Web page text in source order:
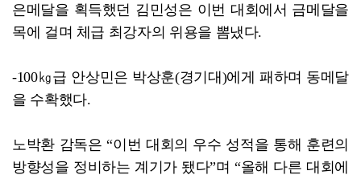
은메달을 획득했던 김민성은 이번 대회에서 금메달을
목에 걸며 체급 최강자의 위용을 뽐냈다.
-100㎏급 안상민은 박상훈(경기대)에게 패하며 동메달
을 수확했다.
노박환 감독은 “이번 대회의 우수 성적을 통해 훈련의
방향성을 정비하는 계기가 됐다”며 “올해 다른 대회에